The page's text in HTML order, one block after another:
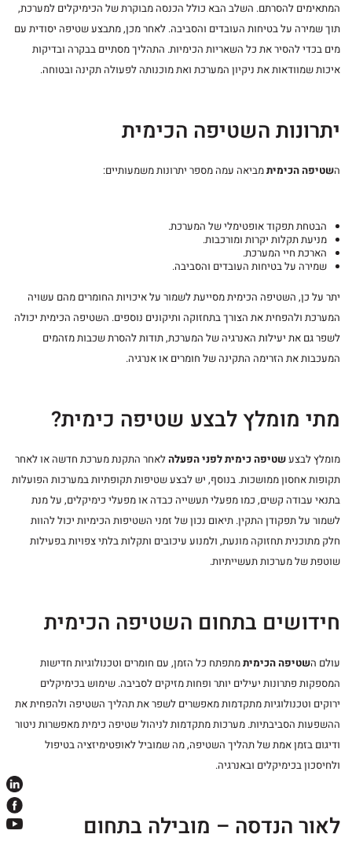
המתאימים להסרתם. השלב הבא כולל הכנסה מבוקרת של הכימיקלים למערכת,
תוך שמירה על בטיחות העובדים והסביבה. לאחר מכן, מתבצע שטיפה יסודית עם
מים בכדי להסיר את כל השאריות הכימיות. התהליך מסתיים בבקרה ובדיקות
איכות שמוודאות את ניקיון המערכת ואת מוכנותה לפעולה תקינה ובטוחה.
יתרונות השטיפה הכימית
השטיפה הכימיתמביאה עמה מספר יתרונות משמעותיים:
הבטחת תפקוד אופטימלי של המערכת.
מניעת תקלות יקרות ומורכבות.
הארכת חיי המערכת.
שמירה על בטיחות העובדים והסביבה.
יתר על כן, השטיפה הכימית מסייעת לשמור על איכויות החומרים מהם עשויה
המערכת ולהפחית את הצורך בתחזוקה ותיקונים נוספים. השטיפה הכימית יכולה
לשפר גם את יעילות האנרגיה של המערכת, תודות להסרת שכבות מזהמים
המעכבות את הזרימה התקינה של חומרים או אנרגיה.
מתי מומלץ לבצע שטיפה כימית?
מומלץ לבצעשטיפה כימית לפני הפעלה לאחר התקנת מערכת חדשה או לאחר
תקופות אחסון ממושכות. בנוסף, יש לבצע שטיפות תקופתיות במערכות הפועלות
בתנאי עבודה קשים, כמו מפעלי תעשייה כבדה או מפעלי כימיקלים, על מנת
לשמור על תפקודן התקין. תיאום נכון של זמני השטיפות הכימיות יכול להוות
חלק מתוכנית תחזוקה מונעת, ולמנוע עיכובים ותקלות בלתי צפויות בפעילות
שוטפת של מערכות תעשייתיות.
חידושים בתחום השטיפה הכימית
עולם השטיפה הכימיתמתפתח כל הזמן, עם חומרים וטכנולוגיות חדישות
המספקות פתרונות יעילים יותר ופחות מזיקים לסביבה. שימוש בכימיקלים
ירוקים וטכנולוגיות מתקדמות מאפשרים לשפר את תהליך השטיפה ולהפחית את
ההשפעות הסביבתיות. מערכות מתקדמות לניהול שטיפה כימית מאפשרות ניטור
ודיגום בזמן אמת של תהליך השטיפה, מה שמוביל לאופטימיזציה בטיפול
ולחיסכון בכימיקלים ובאנרגיה.
לאור הנדסה – מובילה בתחום